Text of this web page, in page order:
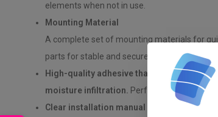
elements when not in use.
Mounting Material
A complete set of mounting materials for
parts for stable and secure mounting on
High-quality adhesive that provides a
moisture infiltration. Perfect for polyester
Clear installation manual